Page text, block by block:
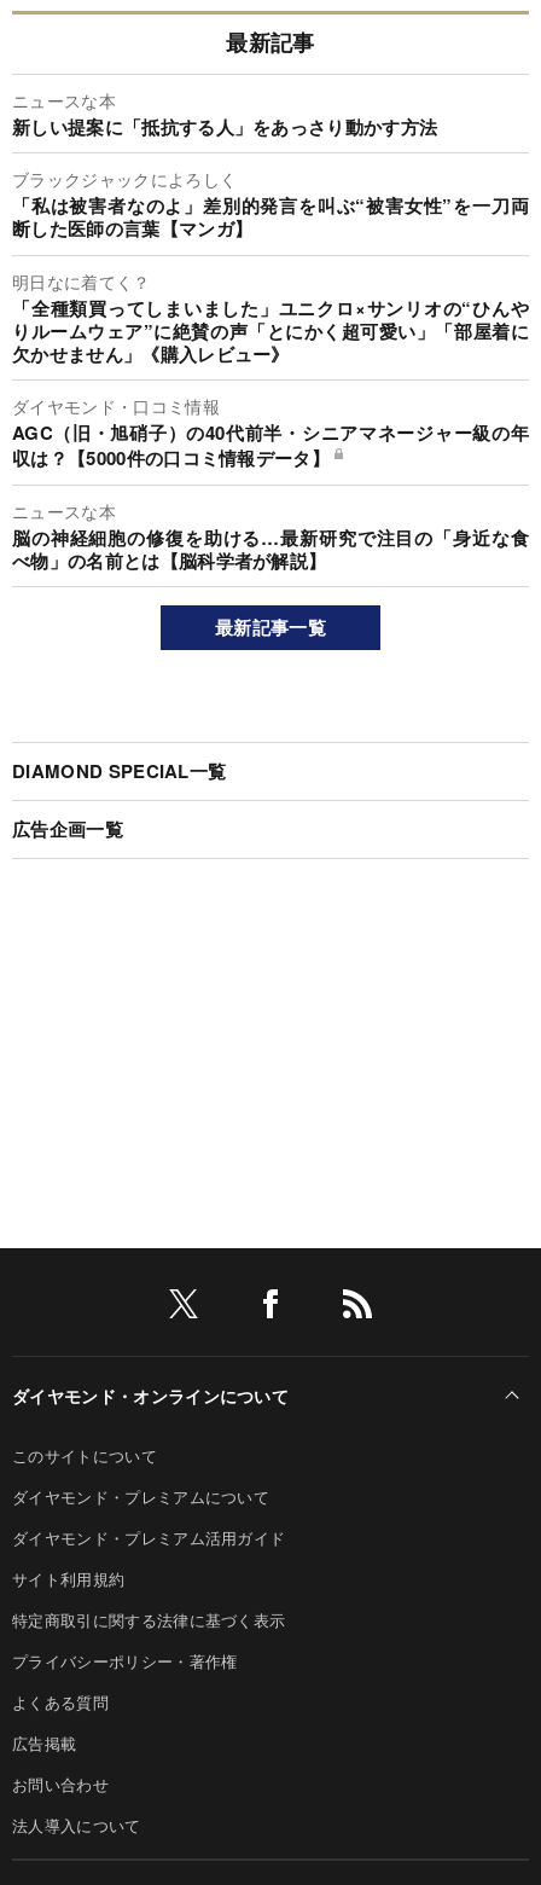
最新記事
ニュースな本
新しい提案に「抵抗する人」をあっさり動かす方法
ブラックジャックによろしく
「私は被害者なのよ」差別的発言を叫ぶ“被害女性”を一刀両
断した医師の言葉【マンガ】
明日なに着てく？
「全種類買ってしまいました」ユニクロ×サンリオの“ひんや
りルームウェア”に絶賛の声「とにかく超可愛い」「部屋着に
欠かせません」《購入レビュー》
ダイヤモンド・口コミ情報
AGC（旧・旭硝子）の40代前半・シニアマネージャー級の年
収は？【5000件の口コミ情報データ】
ニュースな本
脳の神経細胞の修復を助ける…最新研究で注目の「身近な食
べ物」の名前とは【脳科学者が解説】
最新記事一覧
DIAMOND SPECIAL一覧
広告企画一覧
ダイヤモンド・オンラインについて
このサイトについて
ダイヤモンド・プレミアムについて
ダイヤモンド・プレミアム活用ガイド
サイト利用規約
特定商取引に関する法律に基づく表示
プライバシーポリシー・著作権
よくある質問
広告掲載
お問い合わせ
法人導入について